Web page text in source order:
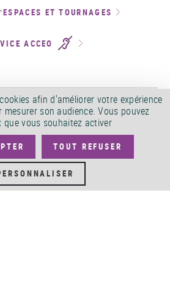
ET TOURNAGES
ACCEO
FLUX RSS
POLITIQUE DE CONFIDENTIALITÉ
SERVICES PUBLICS +
ACCESSIBILITÉ BNF.FR : NON
afin d'améliorer votre expérience
son audience. Vous pouvez
que vous souhaitez activer
TOUT REFUSER